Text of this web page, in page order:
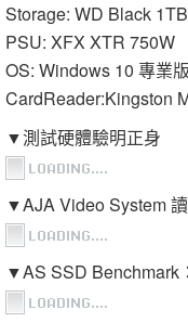
Storage: WD Black
PSU: XFX XTR 750W
OS: Windows 10 專業
CardReader:Kingston
▼測試硬體驗明正身
▼AJA Video System
▼AS SSD Benchmark